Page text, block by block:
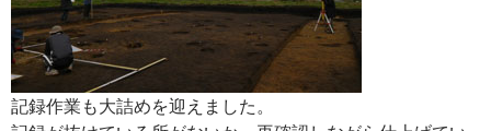
記録作業も大詰めを迎えました。